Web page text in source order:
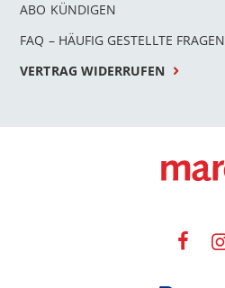
ABO KÜNDIGEN
FAQ – HÄUFIG GESTELLTE FRAGEN
VERTRAG WIDERRUFEN